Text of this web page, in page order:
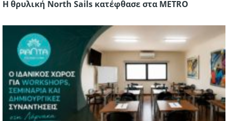
Η θρυλική North Sails κατέφθασε στα METRO